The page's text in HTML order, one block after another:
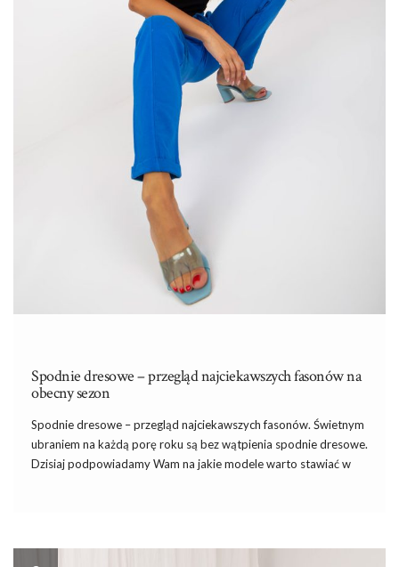
Spodnie dresowe – przegląd najciekawszych fasonów na
obecny sezon
Spodnie dresowe – przegląd najciekawszych fasonów. Świetnym
ubraniem na każdą porę roku są bez wątpienia spodnie dresowe.
Dzisiaj podpowiadamy Wam na jakie modele warto stawiać w